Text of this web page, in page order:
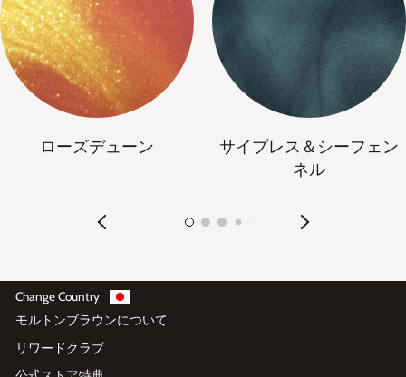
ローズデューン
サイプレス＆シーフェン
ネル
Change Country
モルトンブラウンについて
リワードクラブ